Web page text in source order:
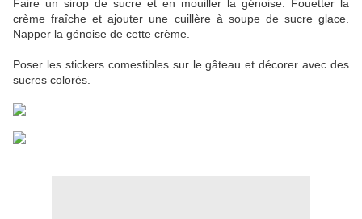
Faire un sirop de sucre et en mouiller la génoise. Fouetter la
crème fraîche et ajouter une cuillère à soupe de sucre glace.
Napper la génoise de cette crème.
Poser les stickers comestibles sur le gâteau et décorer avec des
sucres colorés.